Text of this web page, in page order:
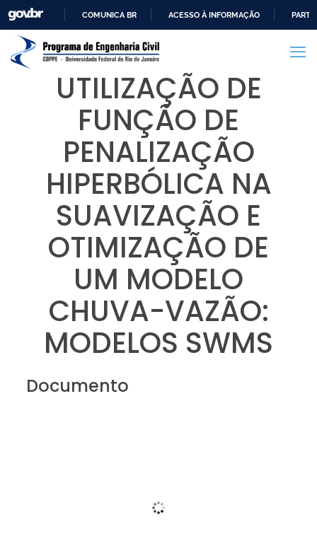
PARA
CONTEÚDO
COMUNICA BR ACESSO À INFORMAÇÃO
UTILIZAÇÃO DE
FUNÇÃO DE
PENALIZAÇÃO
HIPERBÓLICA NA
SUAVIZAÇÃO E
OTIMIZAÇÃO DE
UM MODELO
CHUVA-VAZÃO:
MODELOS SWMS
Documento